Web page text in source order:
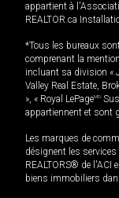
appartient à
REALTOR.ca
*Tous les bureaux
comprenant la
incluant sa division «
Valley Real Estate,
», « Royal LePageMD
appartiennent et sont
Les marques de
désignent les
REALTORS® de l'ACI
biens immobiliers